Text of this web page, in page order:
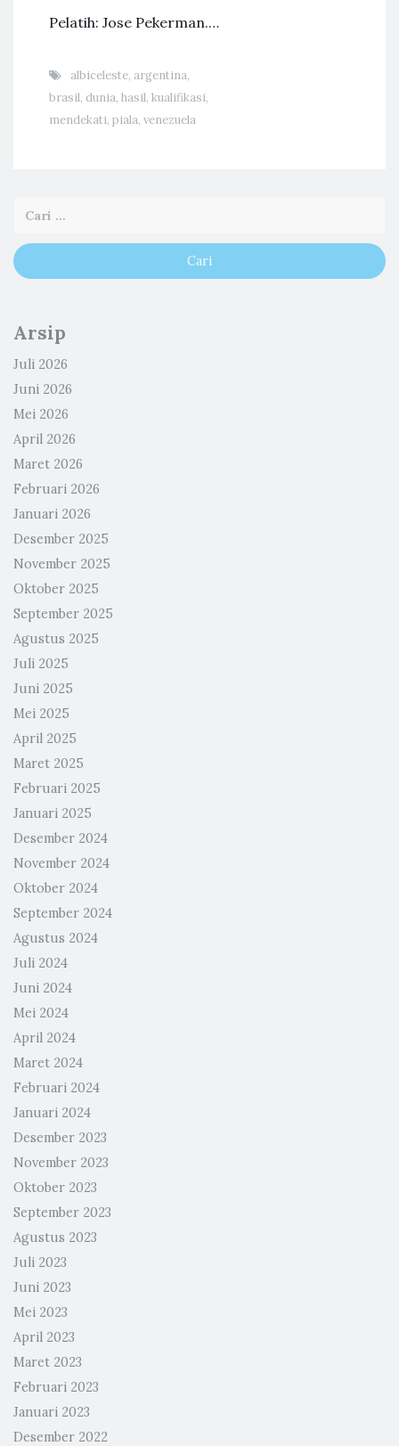
Pelatih: Jose Pekerman.…
albiceleste, argentina,
brasil, dunia, hasil, kualifikasi,
mendekati, piala, venezuela
Arsip
Juli 2026
Juni 2026
Mei 2026
April 2026
Maret 2026
Februari 2026
Januari 2026
Desember 2025
November 2025
Oktober 2025
September 2025
Agustus 2025
Juli 2025
Juni 2025
Mei 2025
April 2025
Maret 2025
Februari 2025
Januari 2025
Desember 2024
November 2024
Oktober 2024
September 2024
Agustus 2024
Juli 2024
Juni 2024
Mei 2024
April 2024
Maret 2024
Februari 2024
Januari 2024
Desember 2023
November 2023
Oktober 2023
September 2023
Agustus 2023
Juli 2023
Juni 2023
Mei 2023
April 2023
Maret 2023
Februari 2023
Januari 2023
Desember 2022